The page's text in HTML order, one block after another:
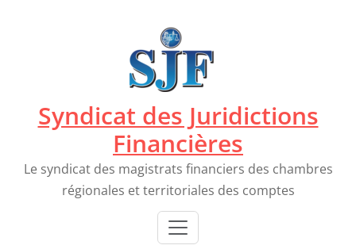
Syndicat des Juridictions
Financières
Le syndicat des magistrats financiers des chambres
régionales et territoriales des comptes